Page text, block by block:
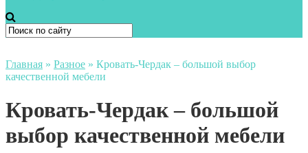
Главная » Разное » Кровать-Чердак – большой выбор
качественной мебели
Кровать-Чердак – большой
выбор качественной мебели